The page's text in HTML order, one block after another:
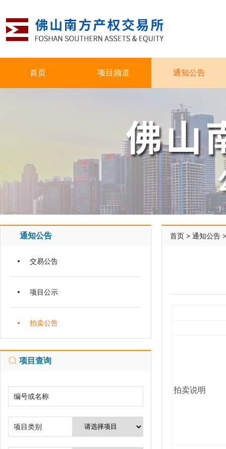
首页 项目频道 通知公告
通知公告
交易公告
项目公示
拍卖公告
项目查询
编号或名称
项目类别
首页 > 通知公告
拍卖说明